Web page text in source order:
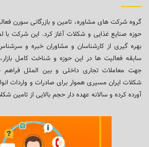
حوزه صنایع غذایی و شکلات آغاز کرد. این شرکت با
بهره گیری از کارشناسان و مشاوران خبره و
سابقه فعالیت ها در این حوزه و شناخت کامل
جهت معاملات تجاری داخلی و بین الملل
شکلات ایران مسیری هموار برای صادرات و واردات
آورده کرده و سالانه عهده دار حجم بالایی از تامین